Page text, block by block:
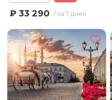
₽ 33 290 / за 7 дней